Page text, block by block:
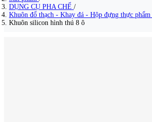
DỤNG CỤ PHA CHẾ /
Khuôn đổ thạch - Khay đá - Hộp đựng thực phẩm
Khuôn silicon hình thú 8 ô